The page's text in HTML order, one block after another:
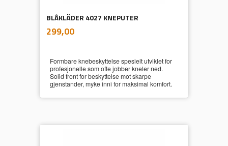
BLÅKLÄDER 4027 KNEPUTER
Pris
299,00mva.
Formbare knebeskyttelse spesielt utviklet for
profesjonelle som ofte jobber kneler ned.
Solid front for beskyttelse mot skarpe
gjenstander, myke inni for maksimal komfort.